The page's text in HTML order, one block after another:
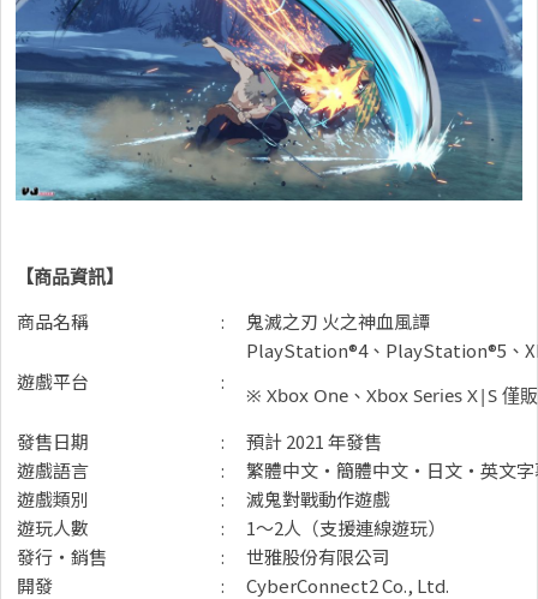
【商品資訊】
商品名稱 : 鬼滅之刃 火之神血風譚
遊戲平台 :
PlayStation®4、PlayStation®5、
※ Xbox One、Xbox Series X|S 僅
發售日期 :
預計 2021 年發售
遊戲語言
:
繁體中文・簡體中文・日文・英文
遊戲類別
:
滅鬼對戰動作遊戲
遊玩人數
:
1～2人（支援連線遊玩）
發行・銷售
:
世雅股份有限公司
開發
:
CyberConnect2 Co., Ltd.